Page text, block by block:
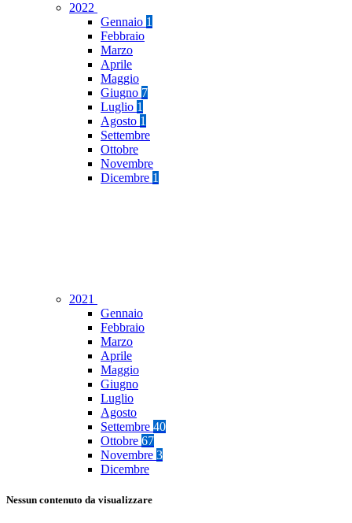
2022
Gennaio 1
Febbraio
Marzo
Aprile
Maggio
Giugno 7
Luglio 1
Agosto 1
Settembre
Ottobre
Novembre
Dicembre 1
2021
Gennaio
Febbraio
Marzo
Aprile
Maggio
Giugno
Luglio
Agosto
Settembre 40
Ottobre 67
Novembre 3
Dicembre
Nessun contenuto da visualizzare